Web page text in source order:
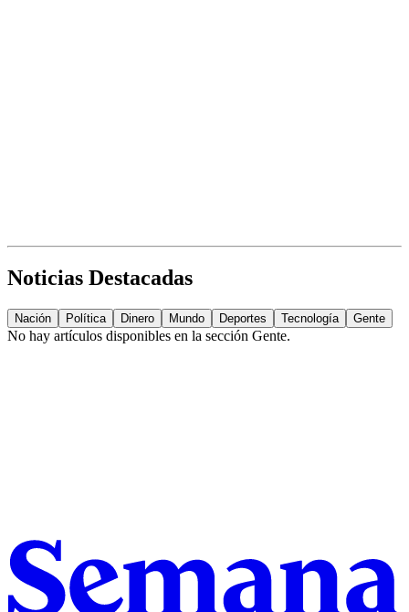
Noticias Destacadas
Nación Política Dinero Mundo Deportes Tecnología Gente
No hay artículos disponibles en la sección Gente.